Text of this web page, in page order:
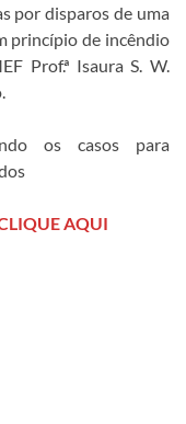
por disparos de uma
princípio de incêndio
Prof.ª Isaura S. W.
os casos para
AQUI